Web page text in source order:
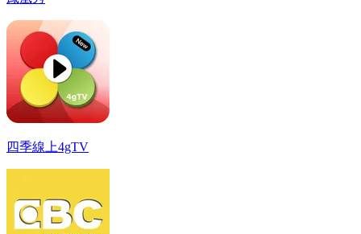
四季線上4gTV